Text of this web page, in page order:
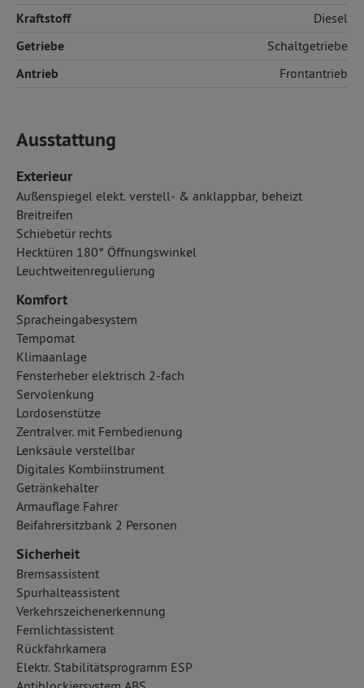
Kraftstoff Diesel
Getriebe Schaltgetriebe
Antrieb Frontantrieb
Ausstattung
Exterieur
Außenspiegel elekt. verstell- & anklappbar, beheizt
Breitreifen
Schiebetür rechts
Hecktüren 180° Öffnungswinkel
Leuchtweitenregulierung
Komfort
Spracheingabesystem
Tempomat
Klimaanlage
Fensterheber elektrisch 2-fach
Servolenkung
Lordosenstütze
Zentralver. mit Fernbedienung
Lenksäule verstellbar
Digitales Kombiinstrument
Getränkehalter
Armauflage Fahrer
Beifahrersitzbank 2 Personen
Sicherheit
Bremsassistent
Spurhalteassistent
Verkehrszeichenerkennung
Fernlichtassistent
Rückfahrkamera
Elektr. Stabilitätsprogramm ESP